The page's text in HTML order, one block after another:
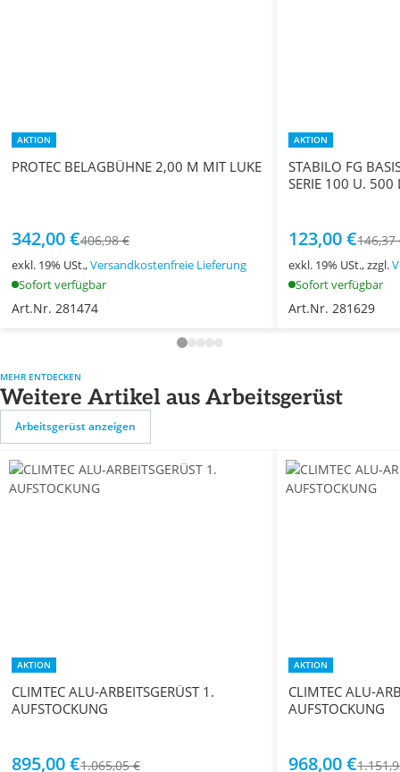
AKTION
PROTEC BELAGBÜHNE 2,00 M MIT LUKE
342,00 €406,98 €
exkl. 19% USt.,Versandkostenfreie Lieferung
Sofort verfügbar
Art.Nr. 281474
AKTION
STABILO FG
SERIE 100 U.
123,00 €146,37
exkl. 19% USt., zzgl.
Sofort verfügbar
Art.Nr. 281629
MEHR ENTDECKEN
Weitere Artikel aus Arbeitsgerüst
Arbeitsgerüst anzeigen
AKTION
CLIMTEC ALU-ARBEITSGERÜST 1.
AUFSTOCKUNG
895,00 €1.065,05 €
AKTION
CLIMTEC ALU-
AUFSTOCKUNG
968,00 €